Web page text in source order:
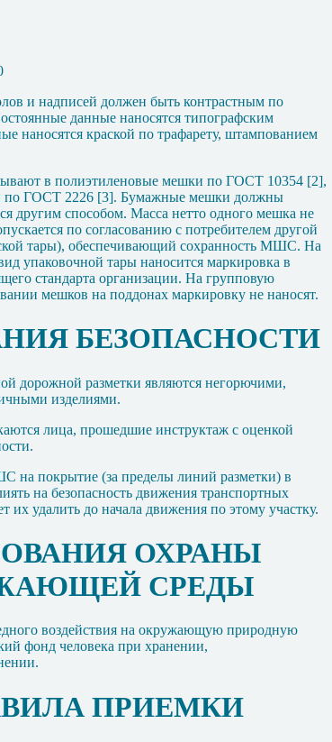
и надписей должен быть контрастным по
данные наносятся типографским
наносятся краской по трафарету, штампованием
в полиэтиленовые мешки по ГОСТ 10354 [2],
по ГОСТ 2226 [3]. Бумажные мешки должны
другим способом. Масса нетто одного мешка не
по согласованию с потребителем другой
тары), обеспечивающий сохранность МШС. На
упаковочной тары наносится маркировка в
стандарта организации. На групповую
мешков на поддонах маркировку не наносят.
БЕЗОПАСНОСТИ
дорожной разметки являются негорючими,
изделиями.
лица, прошедшие инструктаж с оценкой
на покрытие (за пределы линий разметки) в
на безопасность движения транспортных
их удалить до начала движения по этому участку.
ОХРАНЫ
СРЕДЫ
воздействия на окружающую природную
фонд человека при хранении,
ПРИЕМКИ